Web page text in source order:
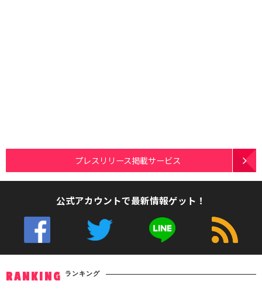
プレスリリース掲載サービス
公式アカウントで最新情報ゲット！
RANKING ランキング